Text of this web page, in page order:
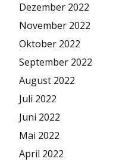
Dezember 2022
November 2022
Oktober 2022
September 2022
August 2022
Juli 2022
Juni 2022
Mai 2022
April 2022